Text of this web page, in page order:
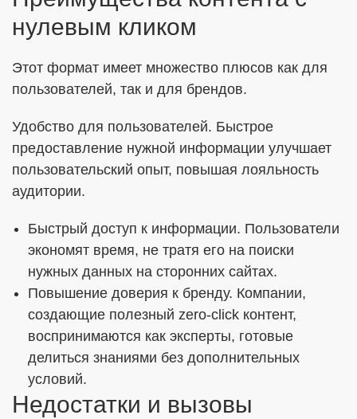
нулевым кликом
Этот формат имеет множество плюсов как для
пользователей, так и для брендов.
Удобство для пользователей. Быстрое
предоставление нужной информации улучшает
пользовательский опыт, повышая лояльность
аудитории.
Быстрый доступ к информации. Пользователи
экономят время, не тратя его на поиски
нужных данных на сторонних сайтах.
Повышение доверия к бренду. Компании,
создающие полезный zero-click контент,
воспринимаются как эксперты, готовые
делиться знаниями без дополнительных
условий.
Недостатки и вызовы